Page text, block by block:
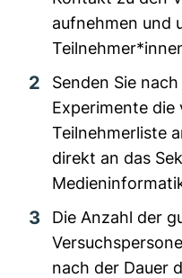
aufnehmen und
Senden Sie
Experimente
Teilnehmerliste
direkt an das
Die Anzahl der
nach der Dauer